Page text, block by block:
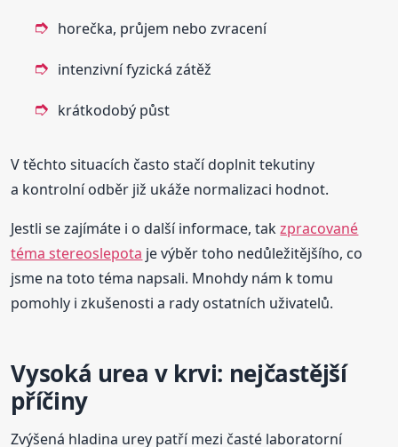
horečka, průjem nebo zvracení
intenzivní fyzická zátěž
krátkodobý půst
V těchto situacích často stačí doplnit tekutiny
a kontrolní odběr již ukáže normalizaci hodnot.
Jestli se zajímáte i o další informace, takzpracované
téma stereoslepota je výběr toho nedůležitějšího, co
jsme na toto téma napsali. Mnohdy nám k tomu
pomohly i zkušenosti a rady ostatních uživatelů.
Vysoká urea v krvi: nejčastější
příčiny
Zvýšená hladina urey patří mezi časté laboratorní